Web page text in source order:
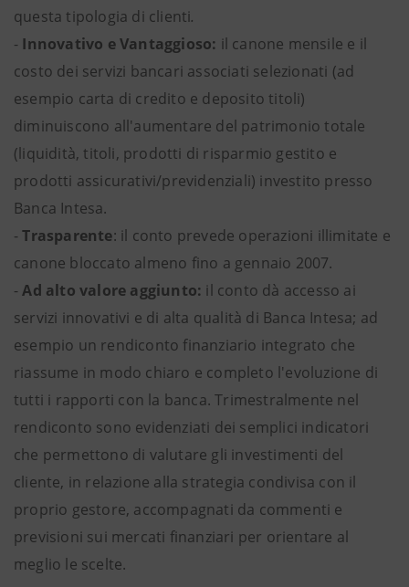
questa tipologia di clienti.
- Innovativo e Vantaggioso: il canone mensile e il
costo dei servizi bancari associati selezionati (ad
esempio carta di credito e deposito titoli)
diminuiscono all'aumentare del patrimonio totale
(liquidità, titoli, prodotti di risparmio gestito e
prodotti assicurativi/previdenziali) investito presso
Banca Intesa.
-Trasparente: il conto prevede operazioni illimitate e
canone bloccato almeno fino a gennaio 2007.
-Ad alto valore aggiunto: il conto dà accesso ai
servizi innovativi e di alta qualità di Banca Intesa; ad
esempio un rendiconto finanziario integrato che
riassume in modo chiaro e completo l'evoluzione di
tutti i rapporti con la banca. Trimestralmente nel
rendiconto sono evidenziati dei semplici indicatori
che permettono di valutare gli investimenti del
cliente, in relazione alla strategia condivisa con il
proprio gestore, accompagnati da commenti e
previsioni sui mercati finanziari per orientare al
meglio le scelte.